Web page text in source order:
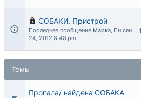
СОБАКИ. Пристрой
Последнее сообщение Марка, Пн сен
24, 2012 8:48 pm
Темы
Пропала/ найдена СОБАКА